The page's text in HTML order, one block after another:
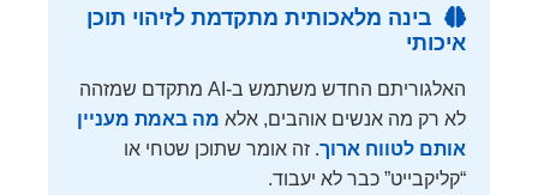
בינה מלאכותית מתקדמת לזיהוי תוכן
איכותי
האלגוריתם החדש משתמש ב-AI מתקדם שמזהה
לא רק מה אנשים אוהבים, אלא מה באמת מעניין
אותם לטווח ארוך. זה אומר שתוכן שטחי או
“קליקבייט” כבר לא יעבוד.